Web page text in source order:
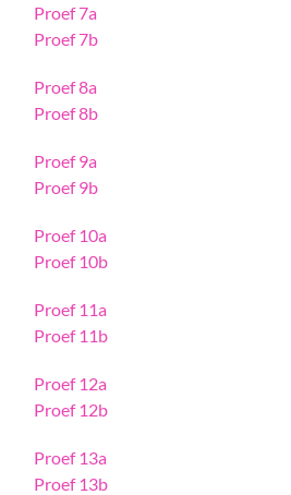
Proef 7a
Proef 7b
Proef 8a
Proef 8b
Proef 9a
Proef 9b
Proef 10a
Proef 10b
Proef 11a
Proef 11b
Proef 12a
Proef 12b
Proef 13a
Proef 13b